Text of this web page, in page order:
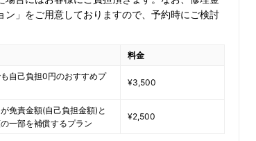
」をご用意しておりますので、予約時にご検討
料金
自己負担0円のおすすめプ
¥3,500
免責金額(自己負担金額)と
一部を補償するプラン
¥2,500